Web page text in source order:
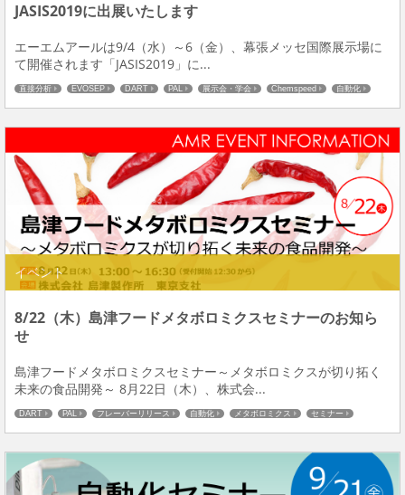
JASIS2019に出展いたします
エーエムアールは9/4（水）～6（金）、幕張メッセ国際展示場に
て開催されます「JASIS2019」に...
直接分析 EVOSEP DART PAL 展示会・学会 Chemspeed
自動化
イベント
8/22（木）島津フードメタボロミクスセミナーのお知ら
せ
島津フードメタボロミクスセミナー～メタボロミクスが切り拓く
未来の食品開発～ 8月22日（木）、株式会...
DART PAL フレーバーリリース 自動化 メタボロミクス セミナー